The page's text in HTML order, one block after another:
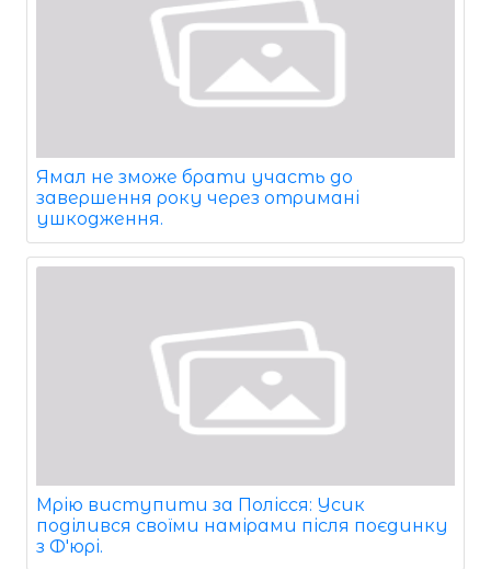
Ямал не зможе брати участь до
завершення року через отримані
ушкодження.
Мрію виступити за Полісся: Усик
поділився своїми намірами після поєдинку
з Ф'юрі.